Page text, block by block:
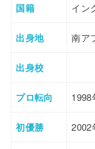
国籍 イン
出身地 南ア
出身校
プロ転向 1998
初優勝 2002